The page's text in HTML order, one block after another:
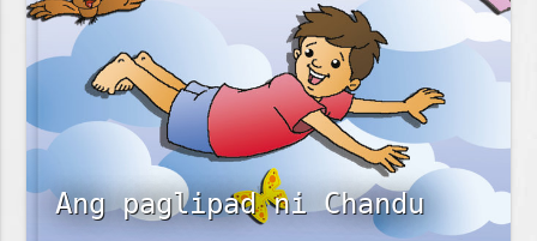
Ang paglipad ni Chandu